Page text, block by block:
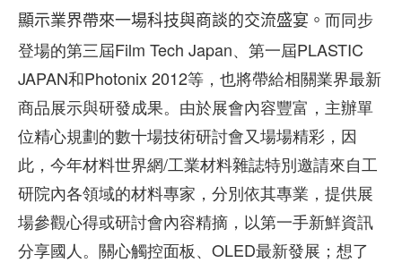
顯示業界帶來一場科技與商談的交流盛宴 。 而同步
登場的第三屆Film Tech Japan、第一屆PLASTIC
JAPAN和Photonix 2012等，也將帶給相關業界最新
商品展示與研發成果。由於展會內容豐富，主辦單
位精心規劃的數十場技術研討會又場場精彩，因
此，今年材料世界網/工業材料雜誌特別邀請來自工
研院內各領域的材料專家，分別依其專業，提供展
場參觀心得或研討會內容精摘，以第一手新鮮資訊
分享國人。關心觸控面板、OLED最新發展；想了